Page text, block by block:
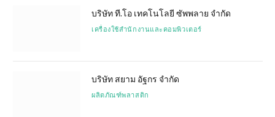
บริษัท ที.โอ เทคโนโลยี ซัพพลาย จำกัด
เครื่องใช้สำนักงานและคอมพิวเตอร์
บริษัท สยาม อัฐกร จำกัด
ผลิตภัณฑ์พลาสติก